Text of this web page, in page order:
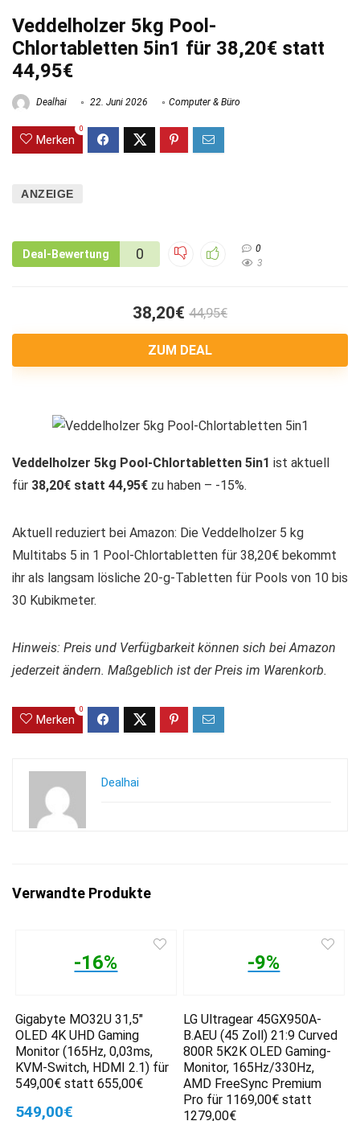
Veddelholzer 5kg Pool-
Chlortabletten 5in1 für 38,20€ statt
44,95€
Dealhai 22. Juni 2026 Computer & Büro
Merken
0
ANZEIGE
Deal-Bewertung 0
0
3
38,20€ 44,95€
ZUM DEAL
Veddelholzer 5kg Pool-Chlortabletten 5in1 ist aktuell
für 38,20€ statt 44,95€ zu haben – -15%.
Aktuell reduziert bei Amazon: Die Veddelholzer 5 kg
Multitabs 5 in 1 Pool-Chlortabletten für 38,20€ bekommt
ihr als langsam lösliche 20-g-Tabletten für Pools von 10 bis
30 Kubikmeter.
Hinweis: Preis und Verfügbarkeit können sich bei Amazon
jederzeit ändern. Maßgeblich ist der Preis im Warenkorb.
Merken
0
Dealhai
Verwandte Produkte
-16%
Gigabyte MO32U 31,5″
OLED 4K UHD Gaming
Monitor (165Hz, 0,03ms,
KVM-Switch, HDMI 2.1) für
549,00€ statt 655,00€
549,00€
-9%
LG Ultragear 45GX950A-
B.AEU (45 Zoll) 21:9 Curved
800R 5K2K OLED Gaming-
Monitor, 165Hz/330Hz,
AMD FreeSync Premium
Pro für 1169,00€ statt
1279,00€